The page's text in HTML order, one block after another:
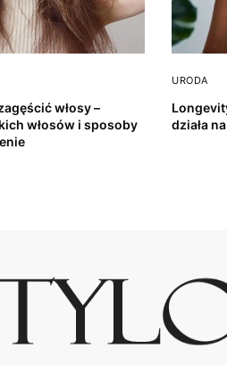
włosy –
włosów i sposoby
URODA
działa